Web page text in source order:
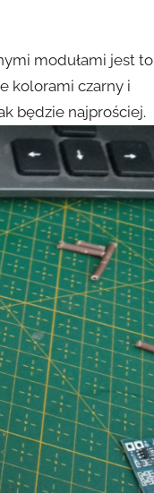
modułami jest to
kolorami czarny i
będzie najprościej.